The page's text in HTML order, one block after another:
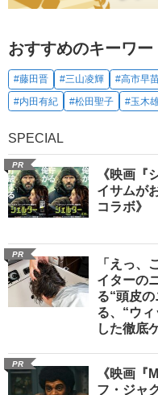
おすすめのキーワ
#藤田晋 #三山凌輝 #高市早
#内田有紀
#松田聖子 #玉木
SPECIAL
PR
《映画『
イサムが
コラボ》
PR
「えっ、
イターの
る“頭皮
る、“ウ
した徹底
PR
《映画『
フ・ジャ